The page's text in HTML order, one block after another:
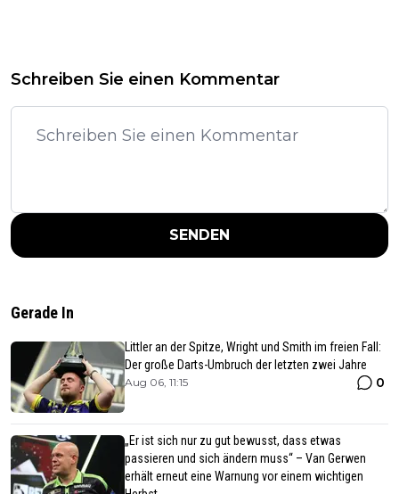
Schreiben Sie einen Kommentar
SENDEN
Gerade In
Littler an der Spitze, Wright und Smith im freien Fall:
Der große Darts-Umbruch der letzten zwei Jahre
Aug 06, 11:15 0
„Er ist sich nur zu gut bewusst, dass etwas
passieren und sich ändern muss“ – Van Gerwen
erhält erneut eine Warnung vor einem wichtigen